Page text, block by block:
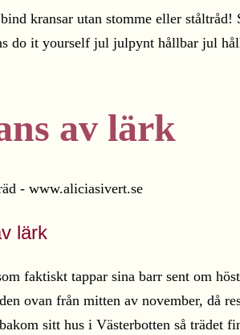
av lärk
lärk
faktiskt tappar sina barr sent om
ovan från mitten av november, då
sitt hus i Västerbotten så trädet